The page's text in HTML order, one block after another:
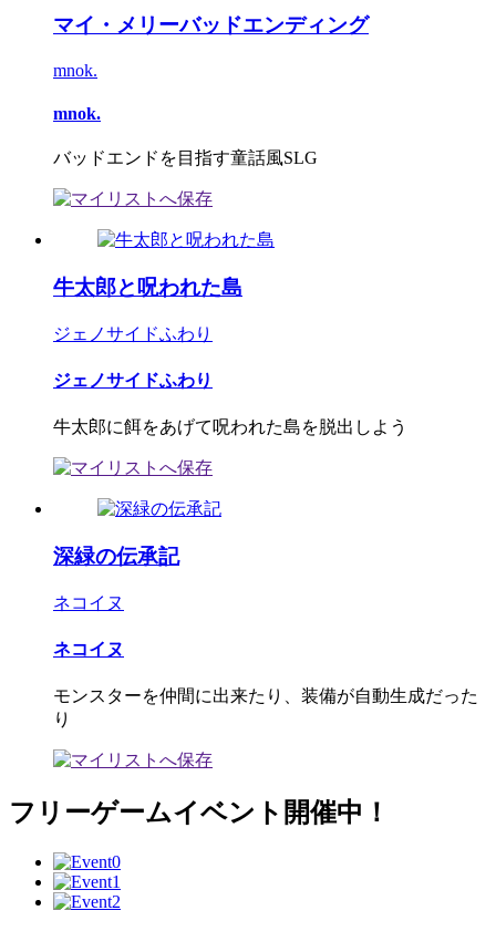
マイ・メリーバッドエンディング
mnok.
mnok.
バッドエンドを目指す童話風SLG
牛太郎と呪われた島
ジェノサイドふわり
ジェノサイドふわり
牛太郎に餌をあげて呪われた島を脱出しよう
深緑の伝承記
ネコイヌ
ネコイヌ
モンスターを仲間に出来たり、装備が自動生成だった
り
フリーゲームイベント開催中！